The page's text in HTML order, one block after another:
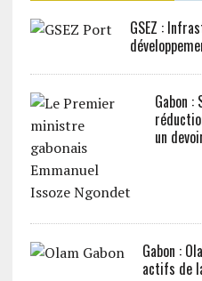
GSEZ :
Gabon
un
Gabon :
actifs de